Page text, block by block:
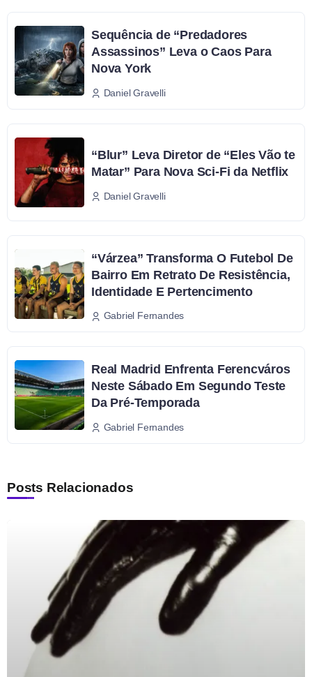
Sequência de “Predadores
Assassinos” Leva o Caos Para
Nova York
Daniel Gravelli
“Blur” Leva Diretor de “Eles Vão te
Matar” Para Nova Sci-Fi da Netflix
Daniel Gravelli
“Várzea” Transforma O Futebol De
Bairro Em Retrato De Resistência,
Identidade E Pertencimento
Gabriel Fernandes
Real Madrid Enfrenta Ferencváros
Neste Sábado Em Segundo Teste
Da Pré-Temporada
Gabriel Fernandes
Posts Relacionados